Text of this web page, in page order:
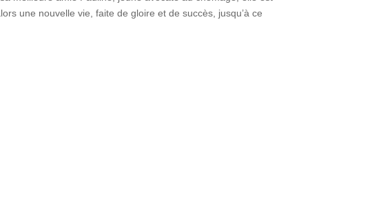
une nouvelle vie, faite de gloire et de succès, jusqu’à ce